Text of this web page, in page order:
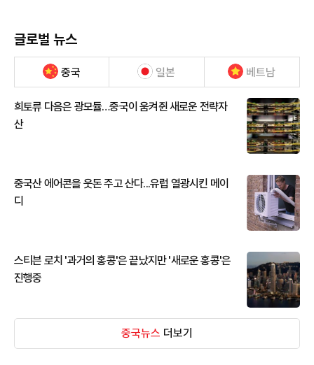
글로벌 뉴스
중국 일본 베트남
희토류 다음은 광모듈…중국이 움켜쥔 새로운 전략자
산
중국산 에어콘을 웃돈 주고 산다...유럽 열광시킨 메이
디
스티븐 로치 '과거의 홍콩'은 끝났지만 '새로운 홍콩'은
진행중
중국뉴스 더보기